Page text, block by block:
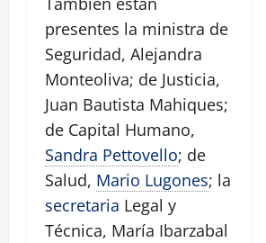
presentes la ministra de
Seguridad, Alejandra
Monteoliva; de Justicia,
Juan Bautista Mahiques;
de Capital Humano,
Sandra Pettovello; de
Salud, Mario Lugones; la
secretaria Legal y
Técnica, María Ibarzabal